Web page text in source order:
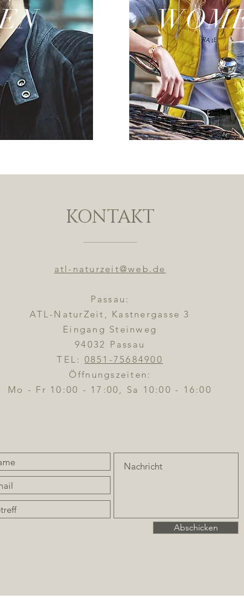
KONTAKT
atl-naturzeit@web.de
Passau:
ATL-NaturZeit, Kastnergasse 3
Eingang Steinweg
94032 Passau
TEL: 0851-75684900
Öffnungszeiten:
Mo - Fr 10:00 - 17:00, Sa 10:00 - 16:00
Abschicken